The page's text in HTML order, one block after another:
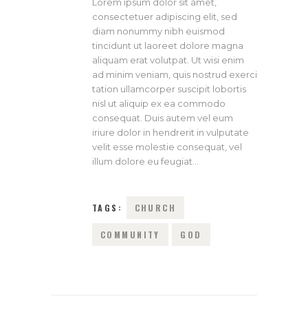
consectetuer adipiscing elit, sed
diam nonummy nibh euismod
tincidunt ut laoreet dolore magna
aliquam erat volutpat. Ut wisi enim
ad minim veniam, quis nostrud exerci
tation ullamcorper suscipit lobortis
nisl ut aliquip ex ea commodo
consequat. Duis autem vel eum
iriure dolor in hendrerit in vulputate
velit esse molestie consequat, vel
illum dolore eu feugiat…
TAGS: CHURCH
COMMUNITY GOD